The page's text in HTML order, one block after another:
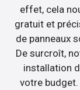
effet, cela
gratuit et
de panneaux
De surcroît,
installation
votre